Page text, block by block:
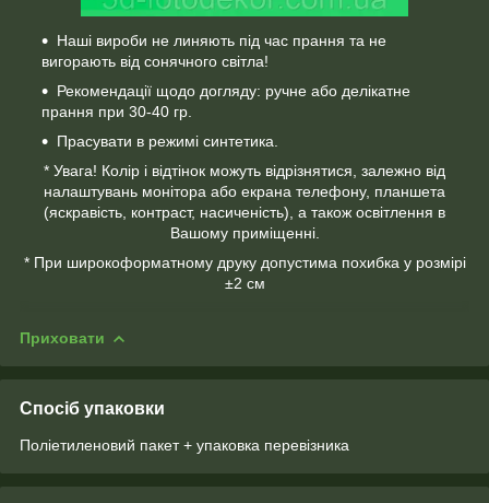
Наші вироби не линяють під час прання та не
вигорають від сонячного світла!
Рекомендації щодо догляду: ручне або делікатне
прання при 30-40 гр.
Прасувати в режимі синтетика.
* Увага! Колір і відтінок можуть відрізнятися, залежно від
налаштувань монітора або екрана телефону, планшета
(яскравість, контраст, насиченість), а також освітлення в
Вашому приміщенні.
* При широкоформатному друку допустима похибка у розмірі
±2 см
Приховати
Спосіб упаковки
Поліетиленовий пакет + упаковка перевізника